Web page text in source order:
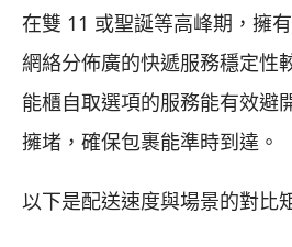
在雙 11 或聖誕等高峰期，擁
網絡分佈廣的快遞服務穩定性
能櫃自取選項的服務能有效避
擁堵，確保包裹能準時到達。
以下是配送速度與場景的對比